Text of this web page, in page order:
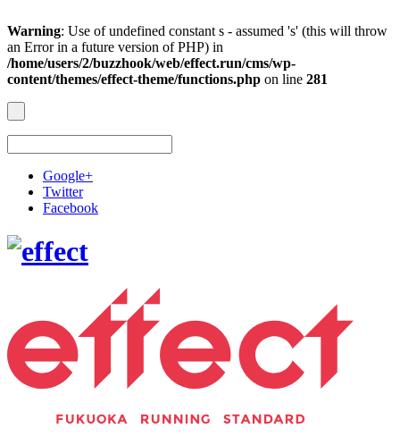
Warning: Use of undefined constant s - assumed 's' (this will throw
an Error in a future version of PHP) in
/home/users/2/buzzhook/web/effect.run/cms/wp-
content/themes/effect-theme/functions.php on line 281
Google+
Twitter
Facebook